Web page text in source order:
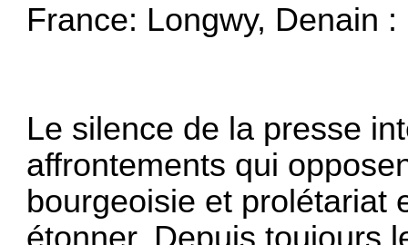
France: Longwy, Denain
Le silence de la presse
affrontements qui
bourgeoisie et prolétariat
étonner. Depuis toujours